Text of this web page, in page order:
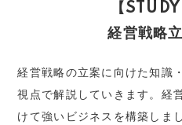
【
経営戦略
経営戦略の立案に向けた知識
視点で解説していきます。経
けて強いビジネスを構築しま